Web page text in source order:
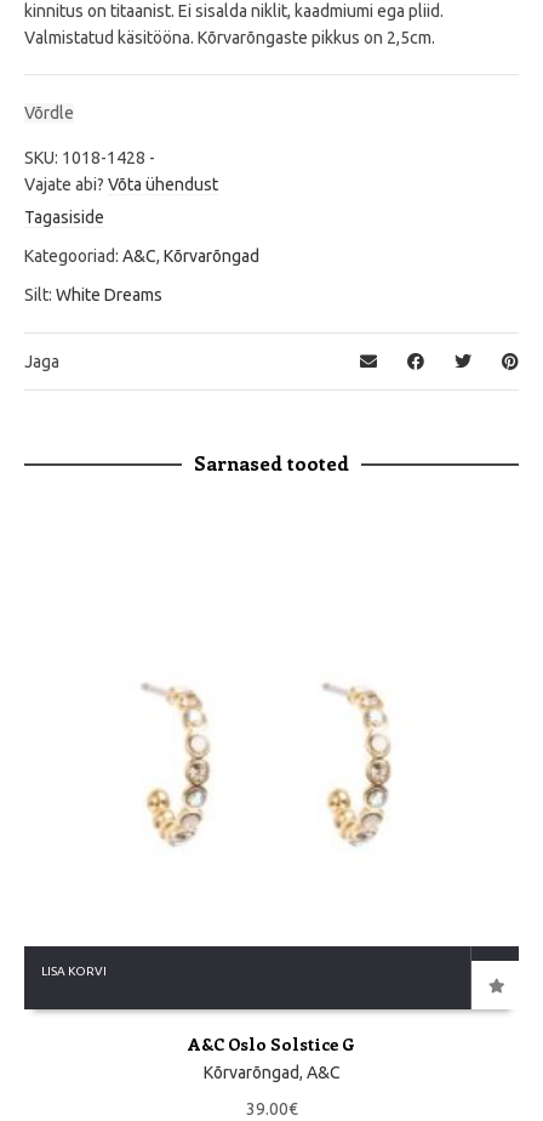
kinnitus on titaanist. Ei sisalda niklit, kaadmiumi ega pliid.
Valmistatud käsitööna. Kõrvarõngaste pikkus on 2,5cm.
Võrdle
SKU: 1018-1428 -
Vajate abi? Võta ühendust
Tagasiside
Kategooriad: A&C, Kõrvarõngad
Silt: White Dreams
Jaga
Sarnased tooted
LISA KORVI
A&C Oslo Solstice G
Kõrvarõngad, A&C
39.00€